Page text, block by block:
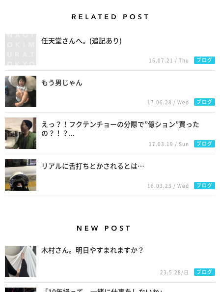
任天堂さんへ。(追記あり)
16.07.21 / Thu ブログ
もう男じゃん
17.06.28 / Wed ブログ
えっ？！フクテンチョーの分際で”億ション”買った
の？！？...
17.03.19 / Sun ブログ
リアルに舌打ちとかされるとは…
16.03.23 / Wed ブログ
木村さん。明日やすまれますか？
23.5.28/日 ブログ